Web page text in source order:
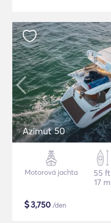
Azimut 50
Motorová jachta
55 ft
17 m
$3,750 /den